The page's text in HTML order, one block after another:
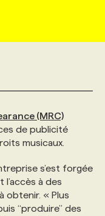
(MRC)
de publicité
musicaux.
s’est forgée
à des
obtenir. « Plus
“produire” des